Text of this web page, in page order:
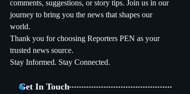
comments, suggestions, or story tips. Join us in our
journey to bring you the news that shapes our
world.
Thank you for choosing Reporters PEN as your
trusted news source.
Stay Informed. Stay Connected.
Get In Touch